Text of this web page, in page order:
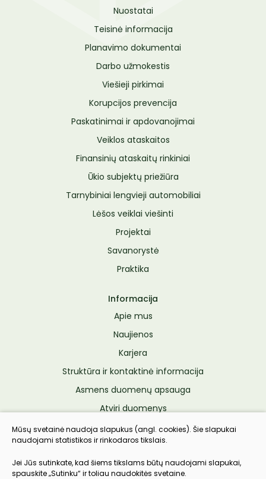
Nuostatai
Teisinė informacija
Planavimo dokumentai
Darbo užmokestis
Viešieji pirkimai
Korupcijos prevencija
Paskatinimai ir apdovanojimai
Veiklos ataskaitos
Finansinių ataskaitų rinkiniai
Ūkio subjektų priežiūra
Tarnybiniai lengvieji automobiliai
Lėšos veiklai viešinti
Projektai
Savanorystė
Praktika
Informacija
Apie mus
Naujienos
Karjera
Struktūra ir kontaktinė informacija
Asmens duomenų apsauga
Atviri duomenys
Konsultavimasis su visuomene
Pranešėjų apsauga
Pacientų teisių ir pareigų įgyvendinimas
Mūsų svetainė naudoja slapukus (angl. cookies). Šie slapukai
naudojami statistikos ir rinkodaros tikslais.
Jei Jūs sutinkate, kad šiems tikslams būtų naudojami slapukai,
spauskite „Sutinku“ ir toliau naudokitės svetaine.